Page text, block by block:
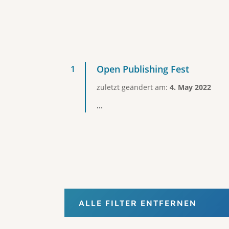
Open Publishing Fest
zuletzt geändert am: 4. May 2022
...
ALLE FILTER ENTFERNEN